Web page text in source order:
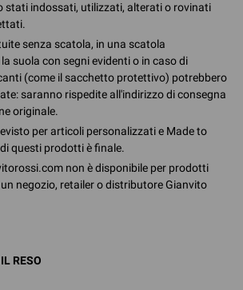
stati indossati, utilizzati, alterati o rovinati
senza scatola, in una scatola
suola con segni evidenti o in caso di
(come il sacchetto protettivo) potrebbero
saranno rispedite all'indirizzo di consegna
originale.
per articoli personalizzati e Made to
questi prodotti è finale.
non è disponibile per prodotti
negozio, retailer o distributore Gianvito
RESO